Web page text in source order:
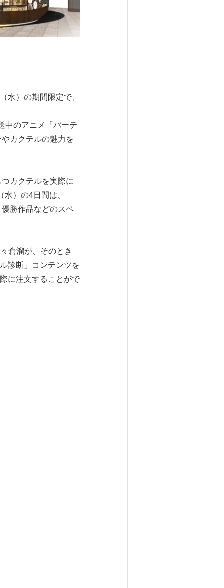
水）の期間限定で、
中のアニメ『バーテ
カクテルの魅力を
カクテルを実際に
）の4日間は、
勝作品などのスペ
倉溜が、そのとき
診断」コンテンツを
に注文することがで